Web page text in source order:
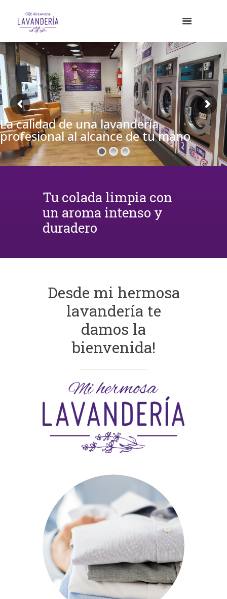
La calidad de una lavandería
profesional al alcance de tu mano
Tu colada limpia con
un aroma intenso y
duradero
Desde mi hermosa
lavandería te
damos la
bienvenida!